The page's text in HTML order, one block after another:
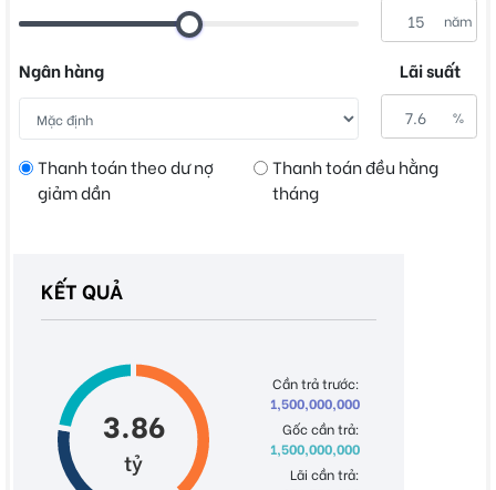
năm
Ngân hàng Lãi suất
%
Thanh toán theo dư nợ
giảm dần
Thanh toán đều hằng
tháng
KẾT QUẢ
3.86
tỷ
Cần trả trước:
1,500,000,000
Gốc cần trả:
1,500,000,000
Lãi cần trả: